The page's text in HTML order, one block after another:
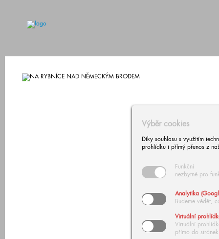
Výběr cookies
Díky souhlasu s využitím
prohlídku i přímý přenos z
Funkční
nezbytné pro
Analytika
Budeme vědět,
Virtuální
Virtuální
přímo do stránek